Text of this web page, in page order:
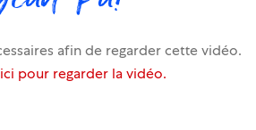
afin de regarder cette vidéo.
pour regarder la vidéo.